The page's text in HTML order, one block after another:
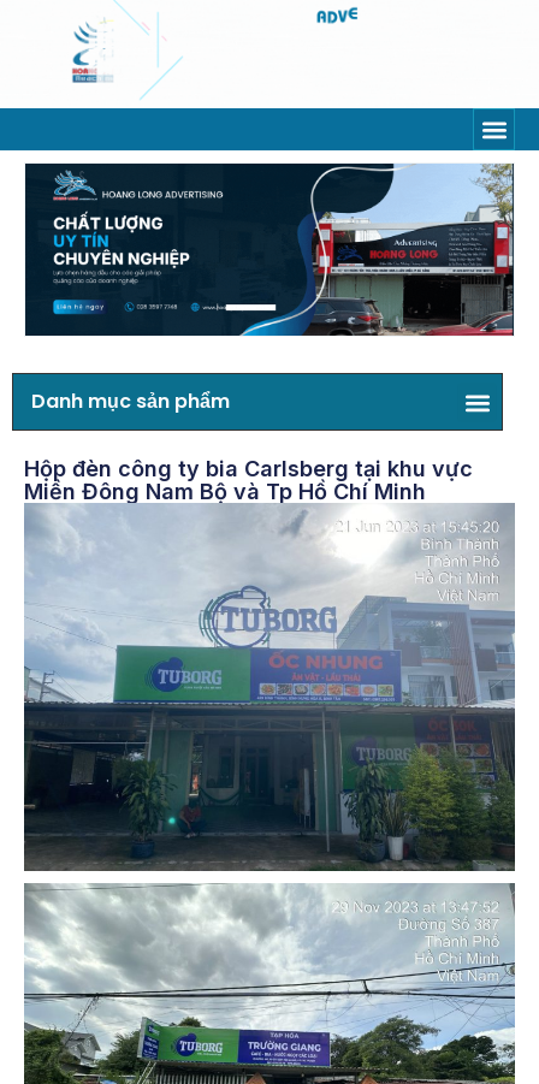
Danh mục sản phẩm
Hộp đèn công ty bia Carlsberg tại khu vực
Miền Đông Nam Bộ và Tp Hồ Chí Minh